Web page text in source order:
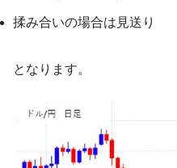
揉み合いの場合は見送り
となります。